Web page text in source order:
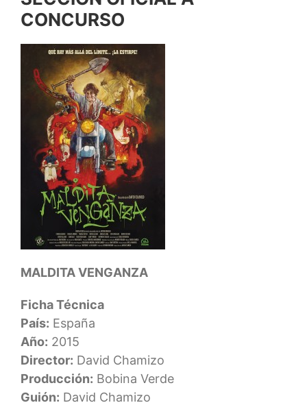
CONCURSO
MALDITA VENGANZA
Ficha Técnica
País: España
Año: 2015
Director: David Chamizo
Producción: Bobina Verde
Guión: David Chamizo